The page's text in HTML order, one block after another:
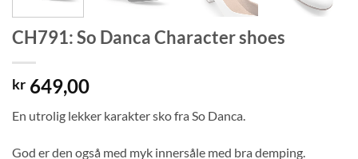
CH791: So Danca Character shoes
kr 649,00
En utrolig lekker karakter sko fra So Danca.
God er den også med myk innersåle med bra demping.